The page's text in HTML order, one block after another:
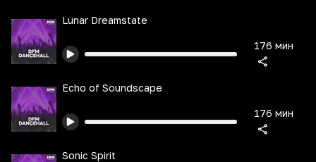
Lunar Dreamstate
176 мин
Echo of Soundscape
176 мин
Sonic Spirit